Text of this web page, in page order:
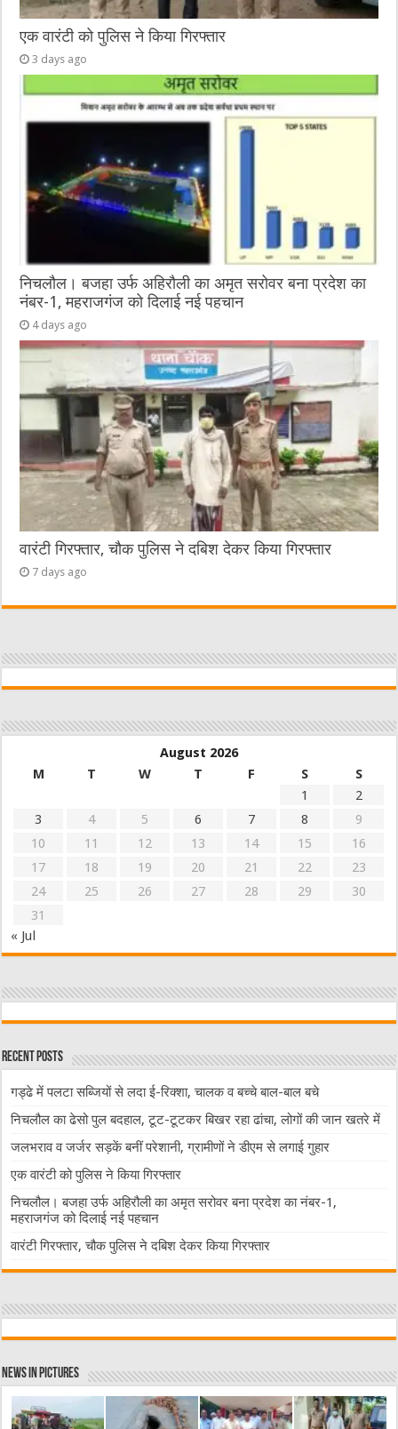
एक वारंटी को पुलिस ने किया गिरफ्तार
3 days ago
निचलौल। बजहा उर्फ अहिरौली का अमृत सरोवर बना प्रदेश का
नंबर-1, महराजगंज को दिलाई नई पहचान
4 days ago
वारंटी गिरफ्तार, चौक पुलिस ने दबिश देकर किया गिरफ्तार
7 days ago
August 2026
M
T W T F S
S
1
2
3
4 5 6 7 8
9
10
11 12 13 14 15
16
17
18 19 20 21 22
23
24
25 26 27 28 29
30
31
« Jul
Recent Posts
गड्ढे में पलटा सब्जियों से लदा ई-रिक्शा, चालक व बच्चे बाल-बाल बचे
निचलौल का ढेसो पुल बदहाल, टूट-टूटकर बिखर रहा ढांचा, लोगों की जान खतरे में
जलभराव व जर्जर सड़कें बनीं परेशानी, ग्रामीणों ने डीएम से लगाई गुहार
एक वारंटी को पुलिस ने किया गिरफ्तार
निचलौल। बजहा उर्फ अहिरौली का अमृत सरोवर बना प्रदेश का नंबर-1,
महराजगंज को दिलाई नई पहचान
वारंटी गिरफ्तार, चौक पुलिस ने दबिश देकर किया गिरफ्तार
News in Pictures